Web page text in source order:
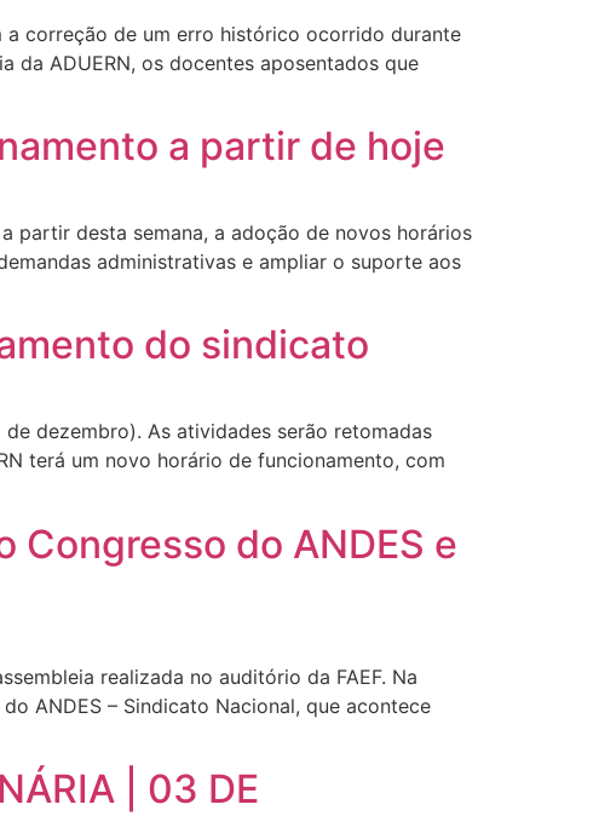
correção de um erro histórico ocorrido durante
da ADUERN, os docentes aposentados que
a partir de hoje
partir desta semana, a adoção de novos horários
administrativas e ampliar o suporte aos
do sindicato
dezembro). As atividades serão retomadas
terá um novo horário de funcionamento, com
Congresso do ANDES e
realizada no auditório da FAEF. Na
ANDES – Sindicato Nacional, que acontece
| 03 DE